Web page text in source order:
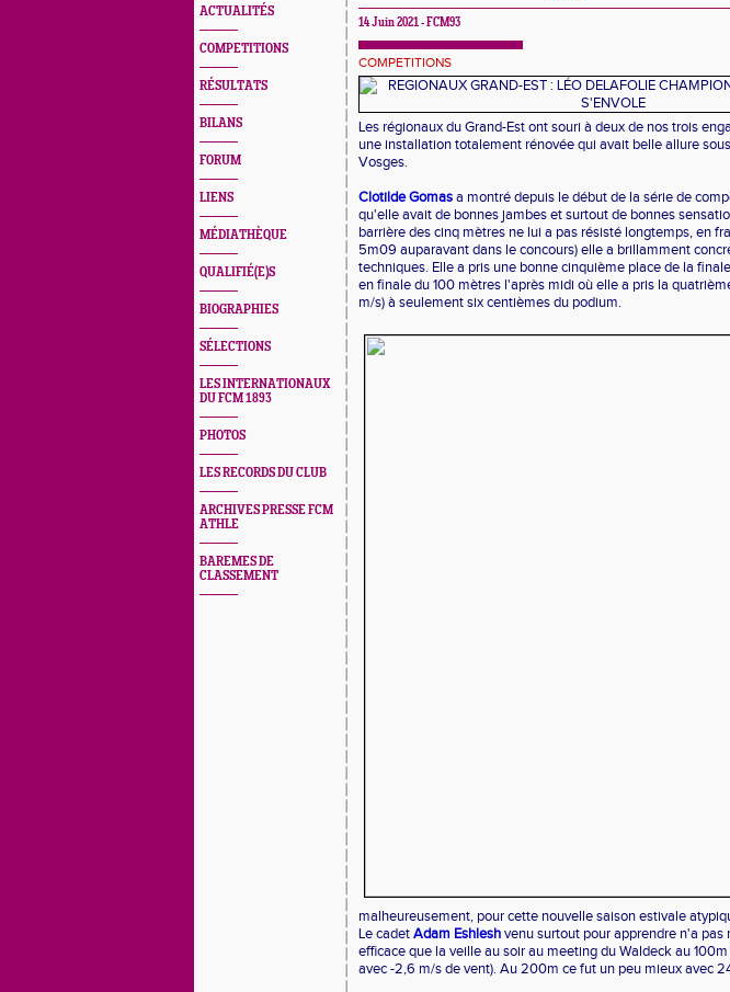
ACTUALITÉS
COMPETITIONS
RÉSULTATS
BILANS
FORUM
LIENS
MÉDIATHÈQUE
QUALIFIÉ(E)S
BIOGRAPHIES
SÉLECTIONS
LES INTERNATIONAUX
DU FCM 1893
PHOTOS
LES RECORDS DU CLUB
ARCHIVES PRESSE FCM
ATHLE
BAREMES DE
CLASSEMENT
14 Juin 2021 - FCM93
COMPETITIONS
Les régionaux du Grand-Est ont souri à deux de nos trois
une installation totalement rénovée qui avait belle allure
Vosges.
Clotilde Gomasa montré depuis le début de la série de
qu'elle avait de bonnes jambes et surtout de bonnes
barrière des cinq mètres ne lui a pas résisté longtemps, en
5m09 auparavant dans le concours) elle a brillamment
techniques. Elle a pris une bonne cinquième place de la
en finale du 100 mètres l'après midi où elle a pris la
m/s) à seulement six centièmes du podium.
malheureusement, pour cette nouvelle saison estivale
Le cadetAdam Eshleshvenu surtout pour apprendre n'a pas
efficace que la veille au soir au meeting du Waldeck au 100m
avec -2,6 m/s de vent). Au 200m ce fut un peu mieux avec